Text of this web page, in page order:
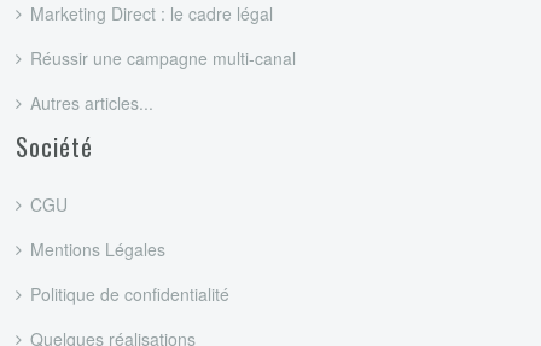
Marketing Direct : le cadre légal
Réussir une campagne multi-canal
Autres articles...
Société
CGU
Mentions Légales
Politique de confidentialité
Quelques réalisations